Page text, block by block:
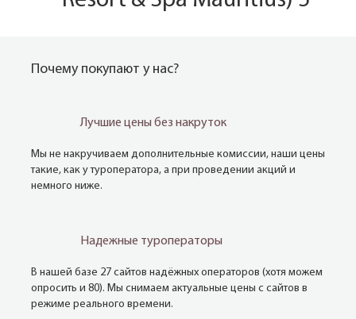
Почему покупают у нас?
Лучшие цены без накруток
Мы не накручиваем дополнительные комиссии, наши цены
такие, как у туроператора, а при проведении акций и
немного ниже.
Надежные туроператоры
В нашей базе 27 сайтов надёжных операторов (хотя можем
опросить и 80). Мы снимаем актуальные цены с сайтов в
режиме реального времени.